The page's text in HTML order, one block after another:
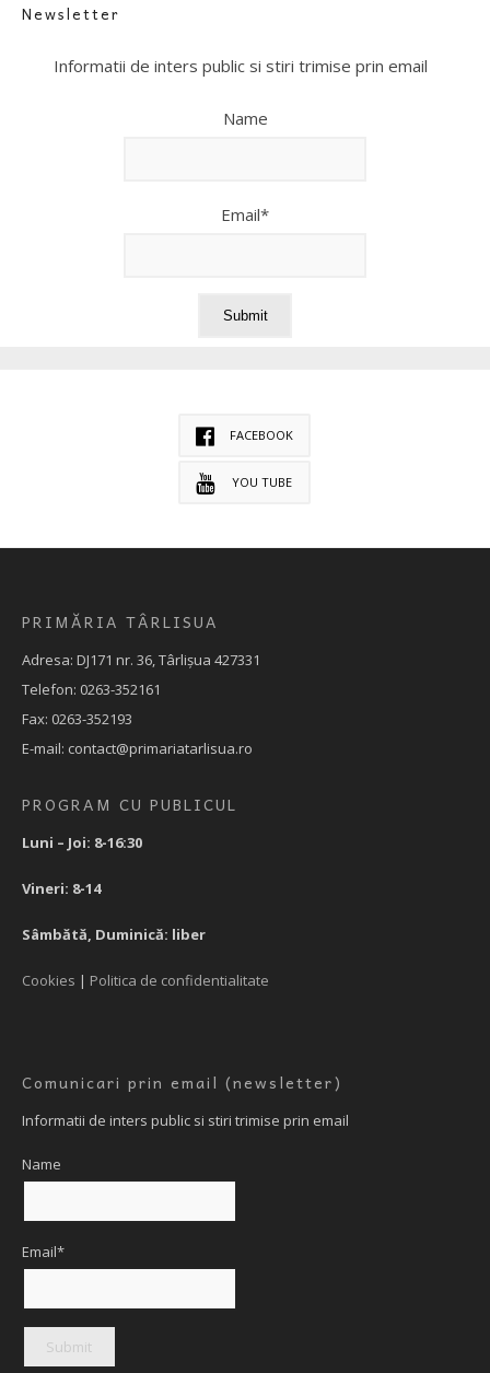
Newsletter
Informatii de inters public si stiri trimise prin email
Name
Email*
FACEBOOK
YOU TUBE
PRIMĂRIA TÂRLISUA
Adresa: DJ171 nr. 36, Târlișua 427331
Telefon: 0263-352161
Fax: 0263-352193
E-mail: contact@primariatarlisua.ro
PROGRAM CU PUBLICUL
Luni – Joi: 8-16:30
Vineri: 8-14
Sâmbătă, Duminică: liber
Cookies | Politica de confidentialitate
Comunicari prin email (newsletter)
Informatii de inters public si stiri trimise prin email
Name
Email*